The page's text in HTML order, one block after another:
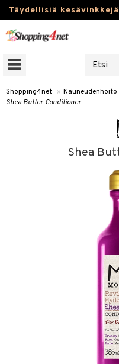
Täydellisiä kesävinkkejä
Kauneudenhoito
Piilolinssit
Shopping4net » Kauneudenhoito
Shea Butter Conditioner
Shea